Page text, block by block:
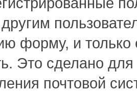
форму, и только
Это сделано для
почтовой